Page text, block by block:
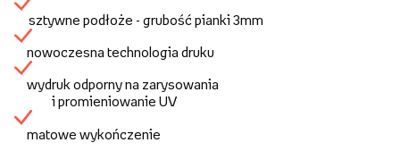
sztywne podłoże - grubość pianki 3mm
nowoczesna technologia druku
wydruk odporny na zarysowania
i promieniowanie UV
matowe wykończenie